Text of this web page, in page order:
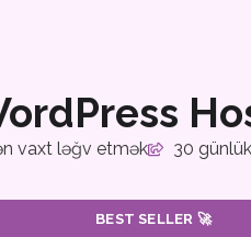
vaxt ləğv etmək 30
BEST SELLER 🚀